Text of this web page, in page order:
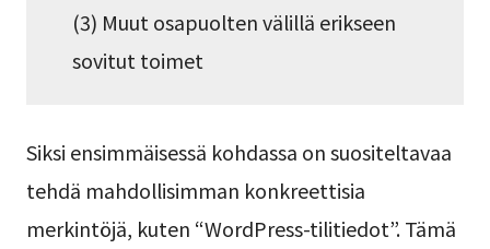
(3) Muut osapuolten välillä erikseen
sovitut toimet
Siksi ensimmäisessä kohdassa on suositeltavaa
tehdä mahdollisimman konkreettisia
merkintöjä, kuten “WordPress-tilitiedot”. Tämä